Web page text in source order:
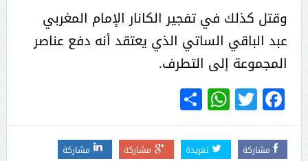
وقتل كذلك في تفجير الكانار الإمام المغربي
عبد الباقي الساتي الذي يعتقد أنه دفع عناصر
المجموعة إلى التطرف.
Facebook
Twitter
WhatsApp
Share
مشاركة تغريدة مشاركة
مشاركة